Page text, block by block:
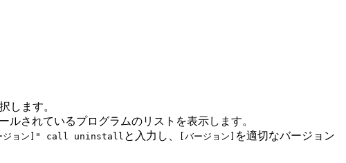
します。
ルされているプログラムのリストを表示します。
ジョン]" call uninstall と入力し、 [バージョン]
を適切なバージョン